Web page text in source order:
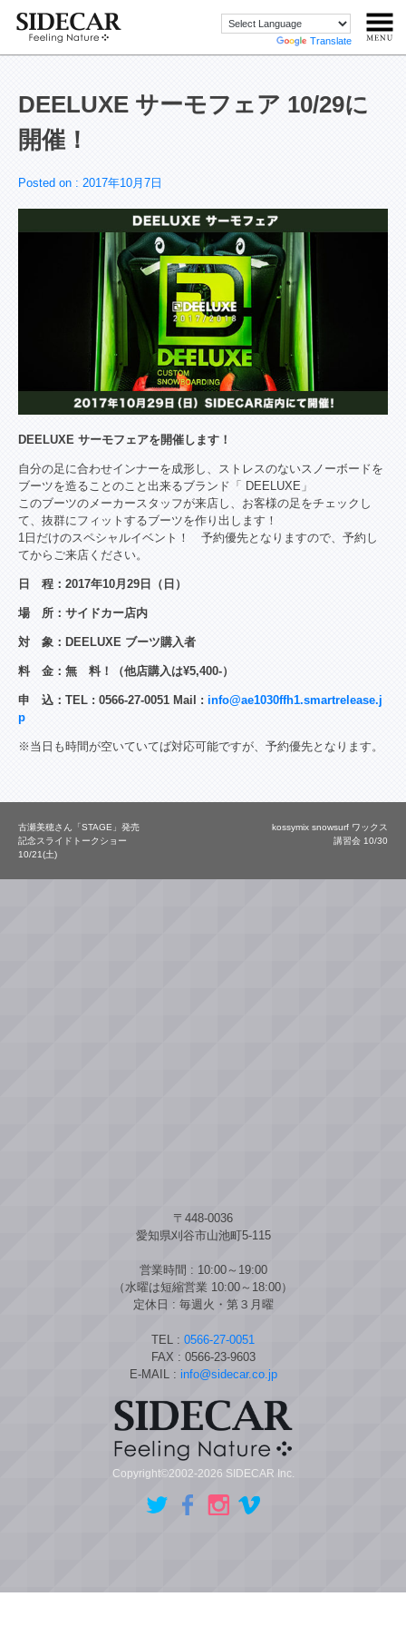
Translate
DEELUXE サーモフェア 10/29に
開催！
Posted on : 2017年10月7日
DEELUXE サーモフェアを開催します！
自分の足に合わせインナーを成形し、ストレスのないスノーボードを
ブーツを造ることのこと出来るブランド「 DEELUXE」
このブーツのメーカースタッフが来店し、お客様の足をチェックし
て、抜群にフィットするブーツを作り出します！
1日だけのスペシャルイベント！ 予約優先となりますので、予約し
てからご来店ください。
日 程：2017年10月29日（日）
場 所：サイドカー店内
対 象：DEELUXE ブーツ購入者
料 金：無 料！（他店購入は¥5,400-）
申 込：TEL : 0566-27-0051 Mail : info@ae1030ffh1.smartrelease.j
p
※当日も時間が空いていてば対応可能ですが、予約優先となります。
古瀬美穂さん「STAGE」発売
記念スライドトークショー
10/21(土)
kossymix snowsurf ワックス
講習会 10/30
〒448-0036
愛知県刈谷市山池町5-115
営業時間 : 10:00～19:00
（水曜は短縮営業 10:00～18:00）
定休日 : 毎週火・第３月曜
TEL : 0566-27-0051
FAX : 0566-23-9603
E-MAIL : info@sidecar.co.jp
Copyright©2002-2026 SIDECAR Inc.